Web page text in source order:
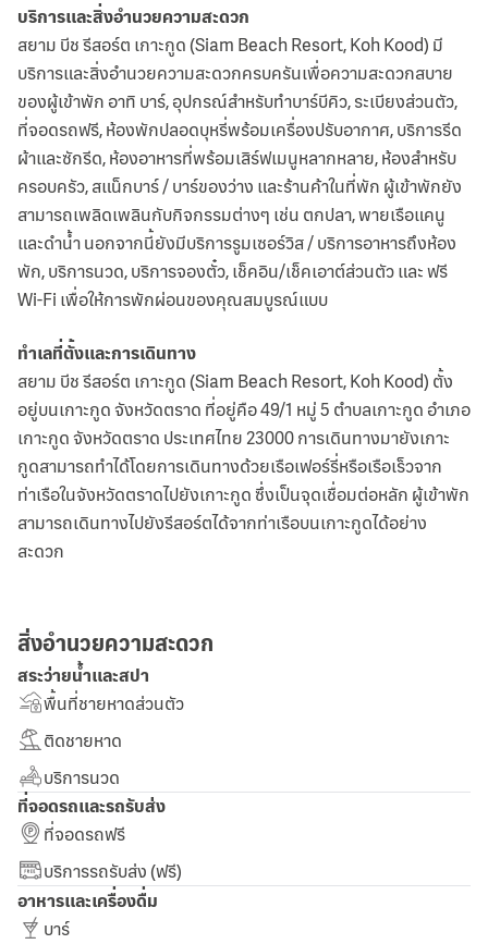
บริการและสิ่งอำนวยความสะดวก
สยาม บีช รีสอร์ต เกาะกูด (Siam Beach Resort, Koh Kood) มี
บริการและสิ่งอำนวยความสะดวกครบครันเพื่อความสะดวกสบาย
ของผู้เข้าพัก อาทิ บาร์, อุปกรณ์สำหรับทำบาร์บีคิว, ระเบียงส่วนตัว,
ที่จอดรถฟรี, ห้องพักปลอดบุหรี่พร้อมเครื่องปรับอากาศ, บริการรีด
ผ้าและซักรีด, ห้องอาหารที่พร้อมเสิร์ฟเมนูหลากหลาย, ห้องสำหรับ
ครอบครัว, สแน็กบาร์ / บาร์ของว่าง และร้านค้าในที่พัก ผู้เข้าพักยัง
สามารถเพลิดเพลินกับกิจกรรมต่างๆ เช่น ตกปลา, พายเรือแคนู
และดำน้ำ นอกจากนี้ยังมีบริการรูมเซอร์วิส / บริการอาหารถึงห้อง
พัก, บริการนวด, บริการจองตั๋ว, เช็คอิน/เช็คเอาต์ส่วนตัว และ ฟรี
Wi-Fi เพื่อให้การพักผ่อนของคุณสมบูรณ์แบบ
ทำเลที่ตั้งและการเดินทาง
สยาม บีช รีสอร์ต เกาะกูด (Siam Beach Resort, Koh Kood) ตั้ง
อยู่บนเกาะกูด จังหวัดตราด ที่อยู่คือ 49/1 หมู่ 5 ตำบลเกาะกูด อำเภอ
เกาะกูด จังหวัดตราด ประเทศไทย 23000 การเดินทางมายังเกาะ
กูดสามารถทำได้โดยการเดินทางด้วยเรือเฟอร์รี่หรือเรือเร็วจาก
ท่าเรือในจังหวัดตราดไปยังเกาะกูด ซึ่งเป็นจุดเชื่อมต่อหลัก ผู้เข้าพัก
สามารถเดินทางไปยังรีสอร์ตได้จากท่าเรือบนเกาะกูดได้อย่าง
สะดวก
สิ่งอำนวยความสะดวก
สระว่ายน้ำและสปา
พื้นที่ชายหาดส่วนตัว
ติดชายหาด
บริการนวด
ที่จอดรถและรถรับส่ง
ที่จอดรถฟรี
บริการรถรับส่ง (ฟรี)
อาหารและเครื่องดื่ม
บาร์